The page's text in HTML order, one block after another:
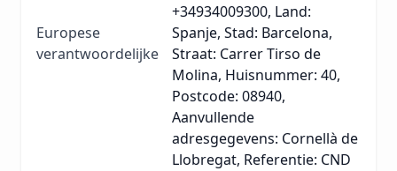
Europese
verantwoordelijke
+34934009300, Land:
Spanje, Stad: Barcelona,
Straat: Carrer Tirso de
Molina, Huisnummer: 40,
Postcode: 08940,
Aanvullende
adresgegevens: Cornellà de
Llobregat, Referentie: CND